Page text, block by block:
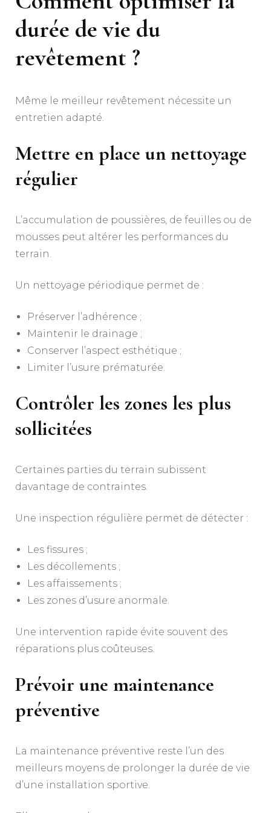
durée de vie du
revêtement ?
Même le meilleur revêtement nécessite un
entretien adapté.
Mettre en place un nettoyage
régulier
L’accumulation de poussières, de feuilles ou de
mousses peut altérer les performances du
terrain.
Un nettoyage périodique permet de :
Préserver l’adhérence ;
Maintenir le drainage ;
Conserver l’aspect esthétique ;
Limiter l’usure prématurée.
Contrôler les zones les plus
sollicitées
Certaines parties du terrain subissent
davantage de contraintes.
Une inspection régulière permet de détecter :
Les fissures ;
Les décollements ;
Les affaissements ;
Les zones d’usure anormale.
Une intervention rapide évite souvent des
réparations plus coûteuses.
Prévoir une maintenance
préventive
La maintenance préventive reste l’un des
meilleurs moyens de prolonger la durée de vie
d’une installation sportive.